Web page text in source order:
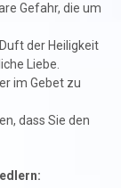
Gefahr, die um
der Heiligkeit
Liebe.
im Gebet zu
dass Sie den